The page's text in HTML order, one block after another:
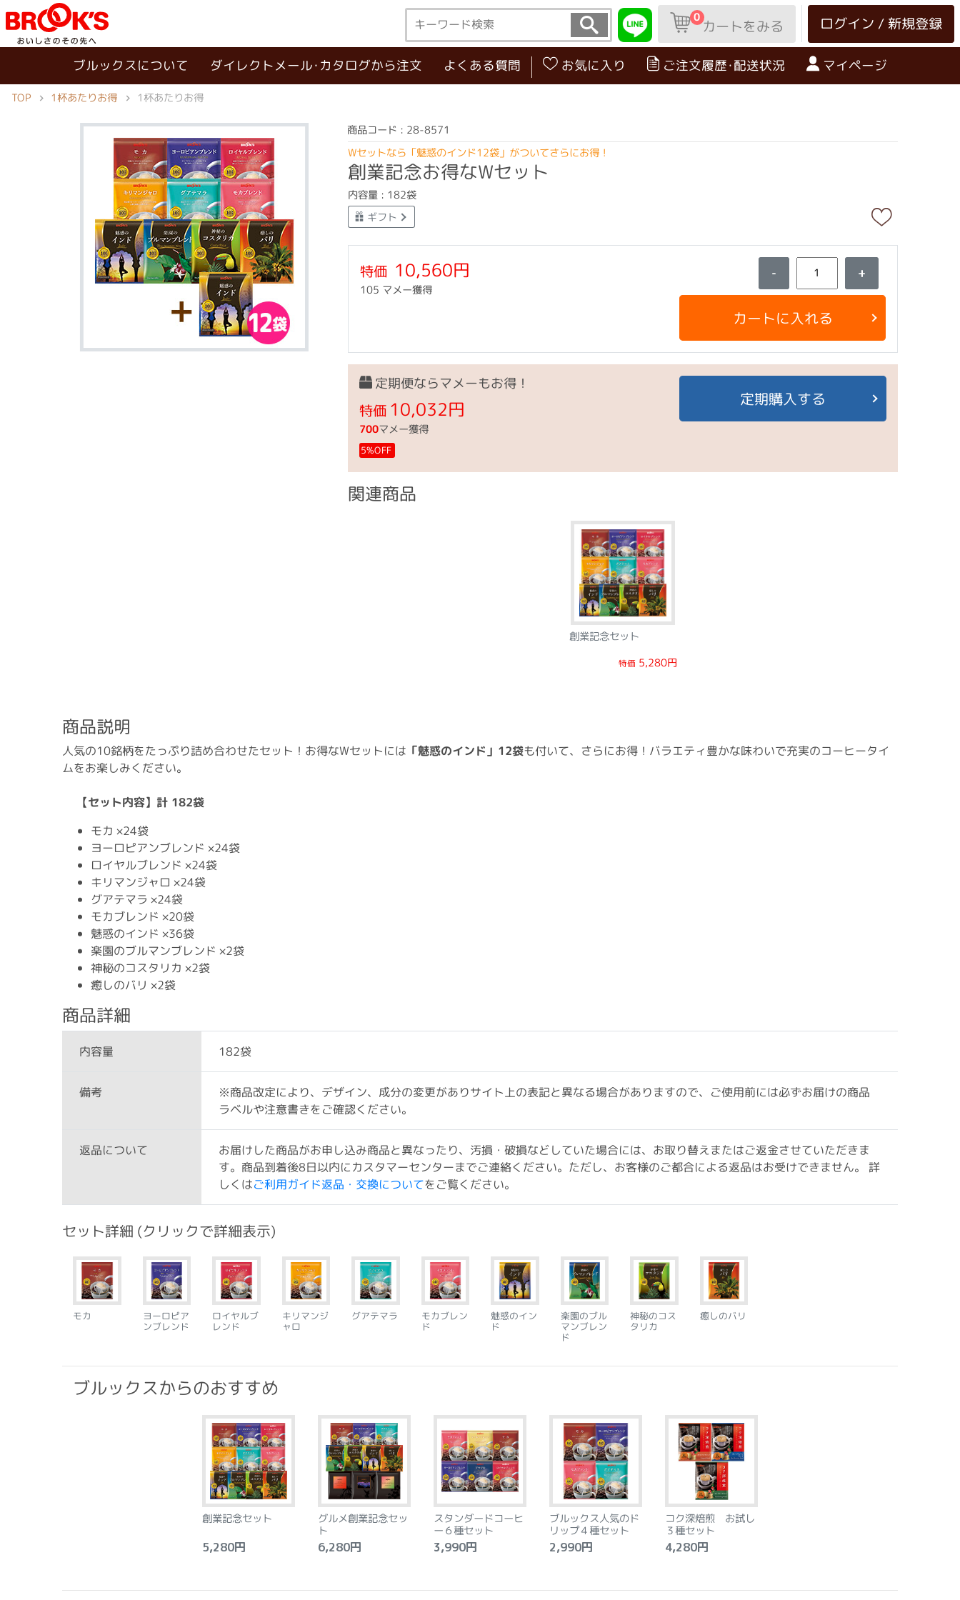
ログイン / 新規登録
0カートをみる
ブルックスについて ダイレクトメール･カタログから注文 よくある質問 お気に入り ご注文履歴･配送状況 マイページ
TOP 1杯あたりお得 1杯あたりお得
商品コード : 28-8571
Wセットなら「魅惑のインド12袋」がついてさらにお得！
創業記念お得なWセット
内容量 : 182袋
ギフト
特価 10,560円
105 マメー獲得
- +
カートに入れる
定期便ならマメーもお得！
特価 10,032円
700マメー獲得
5%OFF
定期購入する
関連商品
創業記念セット
特価 5,280円
商品説明
人気の10銘柄をたっぷり詰め合わせたセット！お得なWセットには 「魅惑のインド」12袋も付いて、さらにお得！バラエティ豊かな味わいで充実のコーヒータイ
ムをお楽しみください。
【セット内容】計 182袋
モカ ×24袋
ヨーロピアンブレンド ×24袋
ロイヤルブレンド ×24袋
キリマンジャロ ×24袋
グアテマラ ×24袋
モカブレンド ×20袋
魅惑のインド ×36袋
楽園のブルマンブレンド ×2袋
神秘のコスタリカ ×2袋
癒しのバリ ×2袋
商品詳細
内容量 182袋
備考 ※商品改定により、デザイン、成分の変更がありサイト上の表記と異なる場合がありますので、ご使用前には必ずお届けの商品
ラベルや注意書きをご確認ください。
返品について お届けした商品がお申し込み商品と異なったり、汚損・破損などしていた場合には、お取り替えまたはご返金させていただきま
す。商品到着後8日以内にカスタマーセンターまでご連絡ください。ただし、お客様のご都合による返品はお受けできません。 詳
しくはご利用ガイド返品・交換についてをご覧ください。
セット詳細 (クリックで詳細表示)
モカ
ヨーロピア
ンブレンド
ロイヤルブ
レンド
キリマンジ
ャロ
グアテマラ モカブレン
ド
魅惑のイン
ド
楽園のブル
マンブレン
ド
神秘のコス
タリカ
癒しのバリ
ブルックスからのおすすめ
創業記念セット
5,280円
グルメ創業記念セッ
ト
6,280円
スタンダードコーヒ
ー６種セット
3,990円
ブルックス人気のド
リップ４種セット
2,990円
コク深焙煎 お試し
３種セット
4,280円